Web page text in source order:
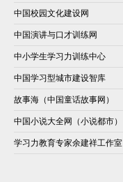
中国校园文化建设网
中国演讲与口才训练网
中小学生学习力训练中心
中国学习型城市建设智库
故事海（中国童话故事网）
中国小说大全网（小说都市）
学习力教育专家余建祥工作室